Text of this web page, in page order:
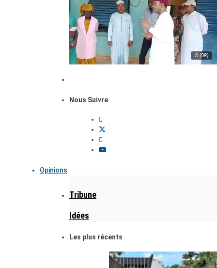
© (DR)
Nous Suivre
Opinions
Tribune
Idées
Les plus récents